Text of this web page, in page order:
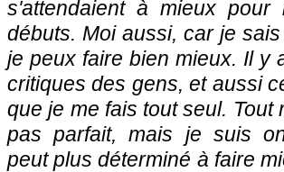
s'attendaient à mieux pour
débuts. Moi aussi, car je
je peux faire bien mieux. Il y
critiques des gens, et aussi
que je me fais tout seul. Tout
pas parfait, mais je suis
peut plus déterminé à faire